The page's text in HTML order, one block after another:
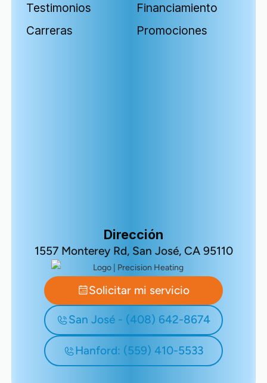
Testimonios
Financiamiento
Carreras
Promociones
Dirección
1557 Monterey Rd, San José, CA 95110
Solicitar mi servicio
San José - (408) 642-8674
Hanford: (559) 410-5533